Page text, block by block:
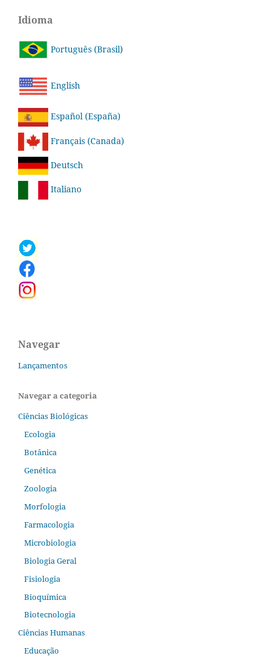
Idioma
Português (Brasil)
English
Español (España)
Français (Canada)
Deutsch
Italiano
Navegar
Lançamentos
Navegar a categoria
Ciências Biológicas
Ecologia
Botânica
Genética
Zoologia
Morfologia
Farmacologia
Microbiologia
Biologia Geral
Fisiologia
Bioquímica
Biotecnologia
Ciências Humanas
Educação